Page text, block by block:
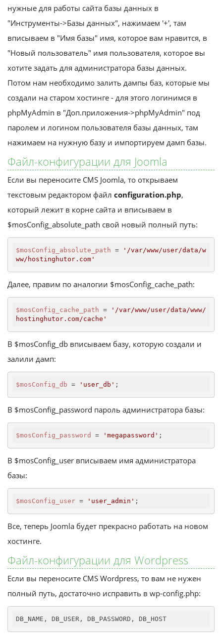
нужные для работы сайта базы данных в
"Инструменты->Базы данных", нажимаем '+', там
вписываем в "Имя базы" имя, которое вам нравится, в
"Новый пользователь" имя пользователя, которое вы
хотите задать для администратора базы данных.
Потом нам необходимо залить дампы баз, которые мы
создали на старом хостинге - для этого логинимся в
phpMyAdmin в "Доп.приложения->phpMyAdmin" под
паролем и логином пользователя базы данных, там
нажимаем на нужную базу и импортируем дамп базы.
Файл-конфигурации для Joomla
Если вы переносите CMS Joomla, то открываем
текстовым редактором файл configuration.php,
который лежит в корне сайта и вписываем в
$mosConfig_absolute_path свой новый полный путь:
$mosConfig_absolute_path =
'/var/www/user/data/w
ww/hostinghutor.com'
Далее, правим по аналогии $mosConfig_cache_path:
$mosConfig_cache_path =
'/var/www/user/data/www/
hostinghutor.com/cache'
В $mosConfig_db вписываем базу, которую создали и
залили дамп:
$mosConfig_db = 'user_db' ;
В $mosConfig_password пароль администратора базы:
$mosConfig_password = 'megapassword' ;
В $mosConfig_user вписываем имя администратора
базы:
$mosConfig_user = 'user_admin' ;
Все, теперь Joomla будет прекрасно работать на новом
хостинге.
Файл-конфигурации для Wordpress
Если вы переносите CMS Wordpress, то вам не нужен
полный путь, достаточно исправить в wp-config.php:
DB_NAME, DB_USER, DB_PASSWORD, DB_HOST